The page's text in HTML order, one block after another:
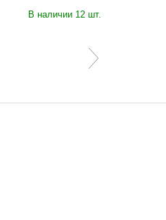
В наличии 12 шт.